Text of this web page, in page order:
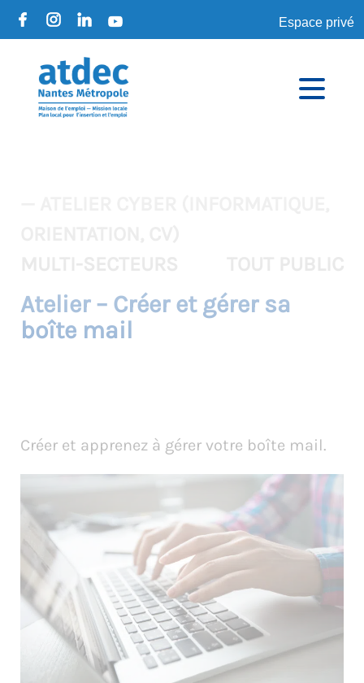
Espace privé
Atelier – Créer et gérer sa
boîte mail
Créer et apprenez à gérer votre boîte mail.